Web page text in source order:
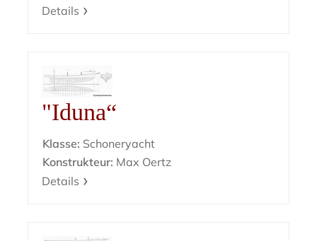
Details
"Iduna“
Klasse: Schoneryacht
Konstrukteur: Max Oertz
Details